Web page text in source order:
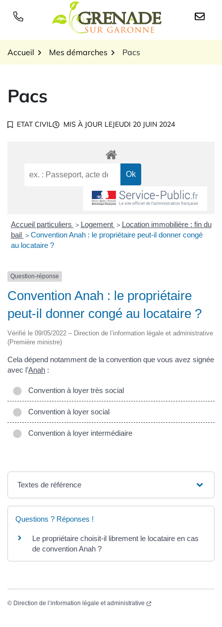
Logo Grenade sur
Accueil Mes démarches Pacs
Pacs
ETAT CIVIL MIS À JOUR LEJEUDI 20 JUIN 2024
Accueil particuliers > Logement > Location immobilière : fin du
bail > Convention Anah : le propriétaire peut-il donner congé
au locataire ?
Question-réponse
Convention Anah : le propriétaire
peut-il donner congé au locataire ?
Vérifié le 09/05/2022 – Direction de l’information légale et administrative
(Première ministre)
Cela dépend notamment de la convention que vous avez signée
avec l’Anah :
Convention à loyer très social
Convention à loyer social
Convention à loyer intermédiaire
Textes de référence
Questions ? Réponses !
Le propriétaire choisit-il librement le locataire en cas
de convention Anah ?
© Direction de l’information légale et administrative